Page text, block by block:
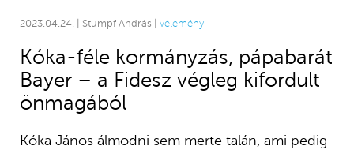
2023.04.24. | Stumpf András | vélemény
Kóka-féle kormányzás, pápabarát
Bayer – a Fidesz végleg kifordult
önmagából
Kóka János álmodni sem merte talán, ami pedig